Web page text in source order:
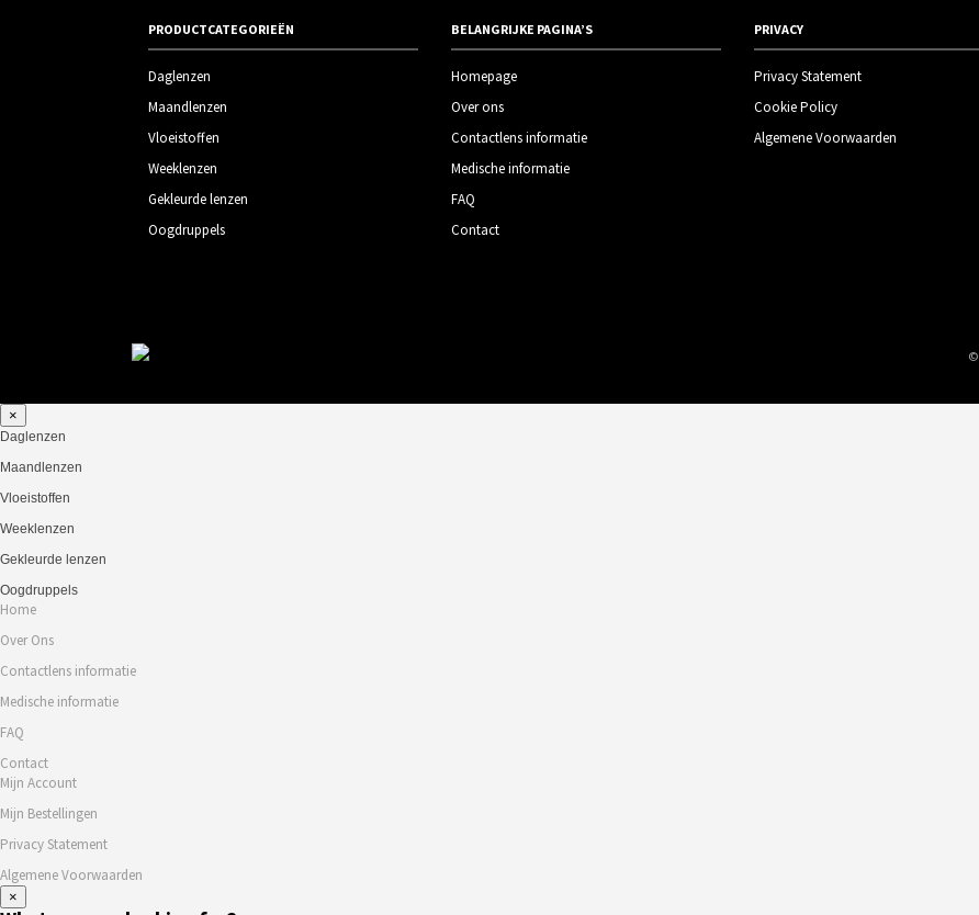
PRODUCTCATEGORIEËN
Daglenzen
Maandlenzen
Vloeistoffen
Weeklenzen
Gekleurde lenzen
Oogdruppels
BELANGRIJKE PAGINA’S
Homepage
Over ons
Contactlens informatie
Medische informatie
FAQ
Contact
PRIVACY
Privacy Statement
Cookie Policy
Algemene Voorwaarden
©
×
Daglenzen
Maandlenzen
Vloeistoffen
Weeklenzen
Gekleurde lenzen
Oogdruppels
Home
Over Ons
Contactlens informatie
Medische informatie
FAQ
Contact
Mijn Account
Mijn Bestellingen
Privacy Statement
Algemene Voorwaarden
×